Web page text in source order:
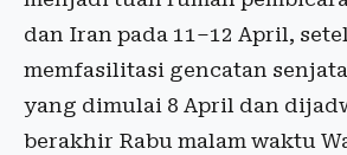
dan Iran pada 11–12 April,
memfasilitasi gencatan
yang dimulai 8 April dan
berakhir Rabu malam waktu